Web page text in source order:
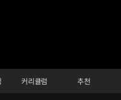
커리큘럼 추천